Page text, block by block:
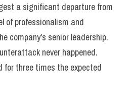
a significant departure from
of professionalism and
company's senior leadership.
never happened.
for three times the expected